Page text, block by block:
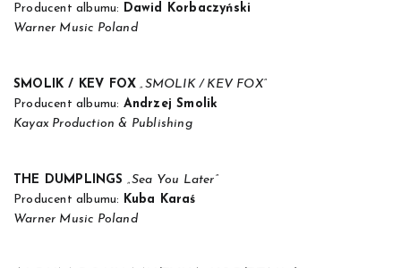
Producent albumu: Dawid Korbaczyński
Warner Music Poland
SMOLIK / KEV FOX „SMOLIK / KEV FOX”
Producent albumu: Andrzej Smolik
Kayax Production & Publishing
THE DUMPLINGS „Sea You Later”
Producent albumu: Kuba Karaś
Warner Music Poland